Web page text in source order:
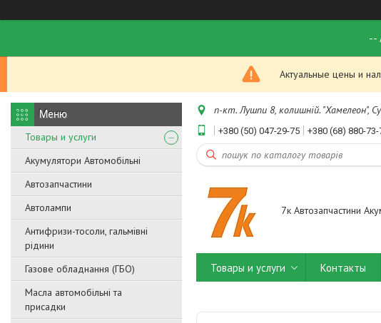
--
Актуальные цены и
Товары и услуги
Акумулятори Автомобільні
Автозапчастини
Автолампи
Антифризи-тосоли, гальмівні
рідини
Газове обладнання (ГБО)
Масла автомобільні та
присадки
п-кт. Лушпи 8, колишній. "Хамелеон",
+380 (50) 047-29-75 +380 (68) 880-73-
7к Автозапчастини
Товары и услуги Контакты